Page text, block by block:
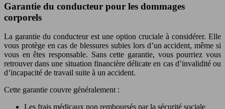
Garantie du conducteur pour les dommages
corporels
La garantie du conducteur est une option cruciale à considérer. Elle
vous protège en cas de blessures subies lors d’un accident, même si
vous en êtes responsable. Sans cette garantie, vous pourriez vous
retrouver dans une situation financière délicate en cas d’invalidité ou
d’incapacité de travail suite à un accident.
Cette garantie couvre généralement :
Les frais médicaux non remboursés par la sécurité sociale